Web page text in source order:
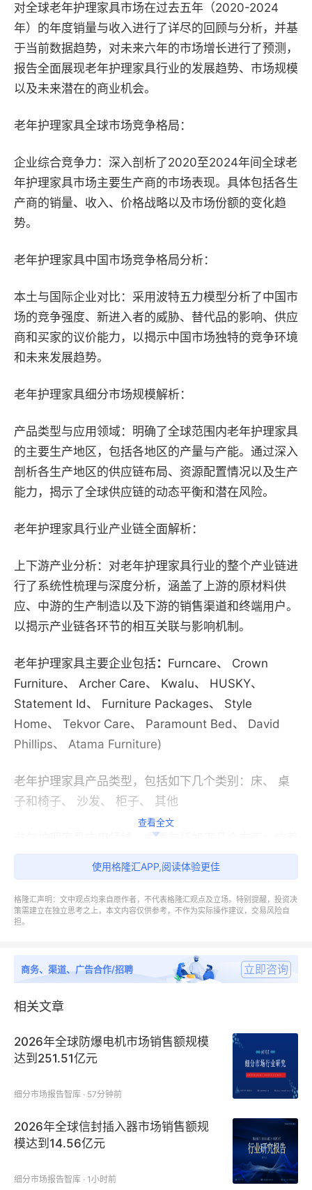
对全球老年护理家具市场在过去五年（2020-2024
年）的年度销量与收入进行了详尽的回顾与分析，并基
于当前数据趋势，对未来六年的市场增长进行了预测，
报告全面展现老年护理家具行业的发展趋势、市场规模
以及未来潜在的商业机会。
老年护理家具全球市场竞争格局：
企业综合竞争力：深入剖析了2020至2024年间全球老
年护理家具市场主要生产商的市场表现。具体包括各生
产商的销量、收入、价格战略以及市场份额的变化趋
势。
老年护理家具中国市场竞争格局分析：
本土与国际企业对比：采用波特五力模型分析了中国市
场的竞争强度、新进入者的威胁、替代品的影响、供应
商和买家的议价能力，以揭示中国市场独特的竞争环境
和未来发展趋势。
老年护理家具细分市场规模解析：
产品类型与应用领域：明确了全球范围内老年护理家具
的主要生产地区，包括各地区的产量与产能。通过深入
剖析各生产地区的供应链布局、资源配置情况以及生产
能力，揭示了全球供应链的动态平衡和潜在风险。
老年护理家具行业产业链全面解析：
上下游产业分析：对老年护理家具行业的整个产业链进
行了系统性梳理与深度分析，涵盖了上游的原材料供
应、中游的生产制造以及下游的销售渠道和终端用户。
以揭示产业链各环节的相互关联与影响机制。
老年护理家具主要企业包括： Furncare、 Crown
Furniture、 Archer Care、 Kwalu、 HUSKY、
Statement Id、 Furniture Packages、 Style
Home、 Tekvor Care、 Paramount Bed、 David
Phillips、 Atama Furniture)
老年护理家具产品类型，包括如下几个类别：床、 桌
子和椅子、 沙发、 柜子、 其他
老年护理家具应用领域，主要包括如下几个方面：疗养
本文重点关注如下国家或地区：
欧洲市场（德国、法国、英国、俄罗斯、意大利和欧洲
亚等）
中东及非洲
老年护理家具报告目录浏览
查看全文
使用格隆汇APP,阅读体验更佳
格隆汇声明：文中观点均来自原作者，不代表格隆汇观点及立场。特别提醒，投资决
策需建立在独立思考之上，本文内容仅供参考，不作为实际操作建议，交易风险自
担。
商务、渠道、广告合作/招聘 立即咨询
相关文章
2026年全球防爆电机市场销售额规模
达到251.51亿元
细分市场报告智库 · 57分钟前
2026年全球信封插入器市场销售额规
模达到14.56亿元
细分市场报告智库 · 1小时前